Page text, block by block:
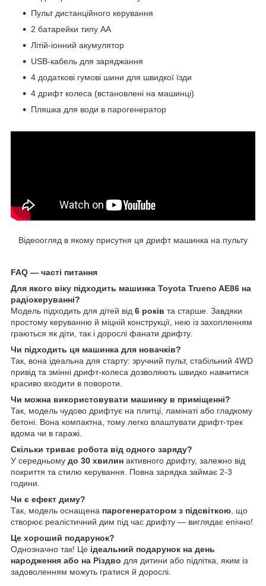
Пульт дистанційного керування
2 батарейки типу АА
Літій-іонний акумулятор
USB-кабель для заряджання
4 додаткові гумові шини для швидкої їзди
4 дрифт колеса (встановлені на машинці)
Пляшка для води в парогенератор
Відеоогляд в якому присутня ця дрифт машинка на пульту
FAQ — часті питання
Для якого віку підходить машинка Toyota Trueno AE86 на
радіокеруванні?
Модель підходить для дітей від 6 років та старше. Завдяки
простому керуванню й міцній конструкції, нею із захопленням
граються як діти, так і дорослі фанати дрифту.
Чи підходить ця машинка для новачків?
Так, вона ідеальна для старту: зручний пульт, стабільний 4WD
привід та змінні дрифт-колеса дозволяють швидко навчитися
красиво входити в повороти.
Чи можна використовувати машинку в приміщенні?
Так, модель чудово дрифтує на плитці, ламінаті або гладкому
бетоні. Вона компактна, тому легко влаштувати дрифт-трек
вдома чи в гаражі.
Скільки триває робота від одного заряду?
У середньому до 30 хвилин активного дрифту, залежно від
покриття та стилю керування. Повна зарядка займає 2-3
години.
Чи є ефект диму?
Так, модель оснащена парогенератором з підсвіткою , що
створює реалістичний дим під час дрифту — виглядає епічно!
Це хороший подарунок?
Однозначно так! Це ідеальний подарунок на день
народження або на Різдво для дитини або підлітка, яким із
задоволенням можуть гратися й дорослі.